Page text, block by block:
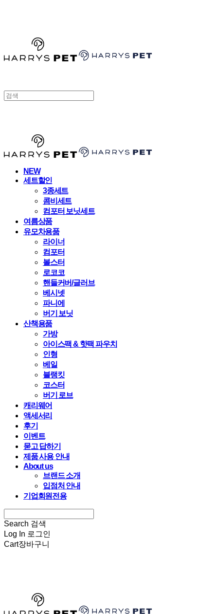
NEW
세트할인
3종세트
콤비세트
컴포터 보닛세트
여름상품
유모차용품
라이너
컴포터
볼스터
로코코
핸들커버/글러브
베시넷
파니에
버기 보닛
산책용품
가방
아이스팩 & 핫팩 파우치
인형
베일
블랭킷
코스터
버기 로브
캐리웨어
액세서리
후기
이벤트
묻고 답하기
제품 사용 안내
About us
브랜드 소개
입점처 안내
기업회원전용
Search 검색
Log In 로그인
Cart장바구니